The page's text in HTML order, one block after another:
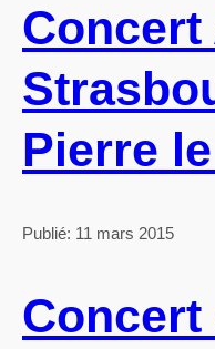
Concert
Pierre
Publié: 11 mars 2015
Concert